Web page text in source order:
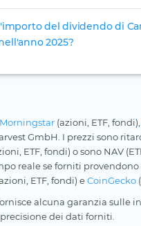
del dividendo di
2025?
Morningstar (azioni, ETF, fondi),
GmbH. I prezzi sono
ETF, fondi) o sono NAV
reale se forniti
ETF, fondi) eCoinGecko
alcuna garanzia sulle
dei dati forniti.